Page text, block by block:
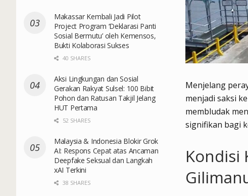
Menjelang
menjadi saksi
membludak
signifikan bagi
Kondisi
Makassar Kembali Jadi Pilot
Project Program ‘Deklarasi Panti
Sosial Bermutu’ oleh Kemensos,
Bukti Kolaborasi Sukses
40 SHARES
Aksi Lingkungan dan Sosial
Gerakan Rakyat Sulsel: 100 Bibit
Pohon dan Ratusan Takjil Jelang
HUT Pertama
52 SHARES
Malaysia & Indonesia Blokir Grok
AI: Respons Cepat atas Ancaman
Deepfake Seksual dan Langkah
xAI Terkini
38 SHARES